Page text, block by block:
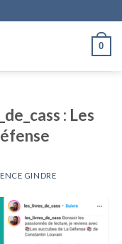
0
: Les
GINDRE